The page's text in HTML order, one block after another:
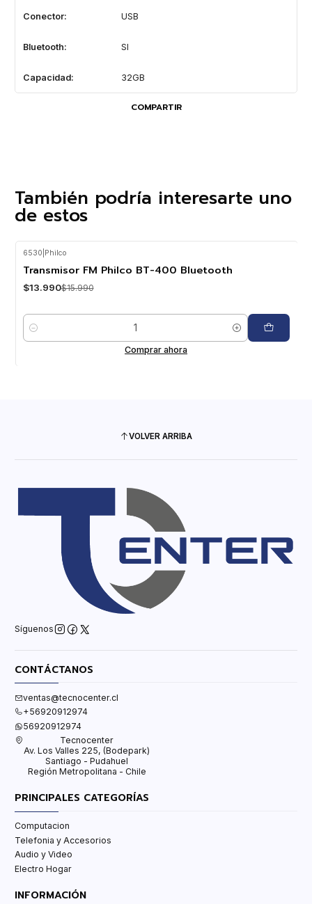
Conector: USB
Bluetooth: SI
Capacidad: 32GB
COMPARTIR
También podría interesarte uno
de estos
6530 Philco
Transmisor FM Philco BT-400 Bluetooth
$13.990$15.990
Cantidad
Comprar ahora
VOLVER ARRIBA
Síguenos
CONTÁCTANOS
ventas@tecnocenter.cl
+56920912974
56920912974
Tecnocenter
Av. Los Valles 225, (Bodepark)
Santiago - Pudahuel
Región Metropolitana - Chile
PRINCIPALES CATEGORÍAS
Computacion
Telefonia y Accesorios
Audio y Video
Electro Hogar
INFORMACIÓN